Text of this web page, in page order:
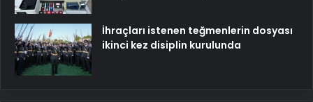
İhraçları istenen teğmenlerin dosyası
ikinci kez disiplin kurulunda